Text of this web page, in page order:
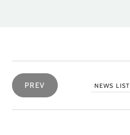
PREV NEWS LIST